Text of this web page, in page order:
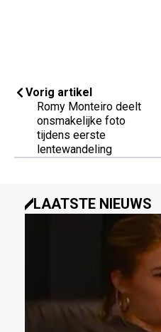
Vorig artikel
Romy Monteiro deelt
onsmakelijke foto
tijdens eerste
lentewandeling
LAATSTE NIEUWS